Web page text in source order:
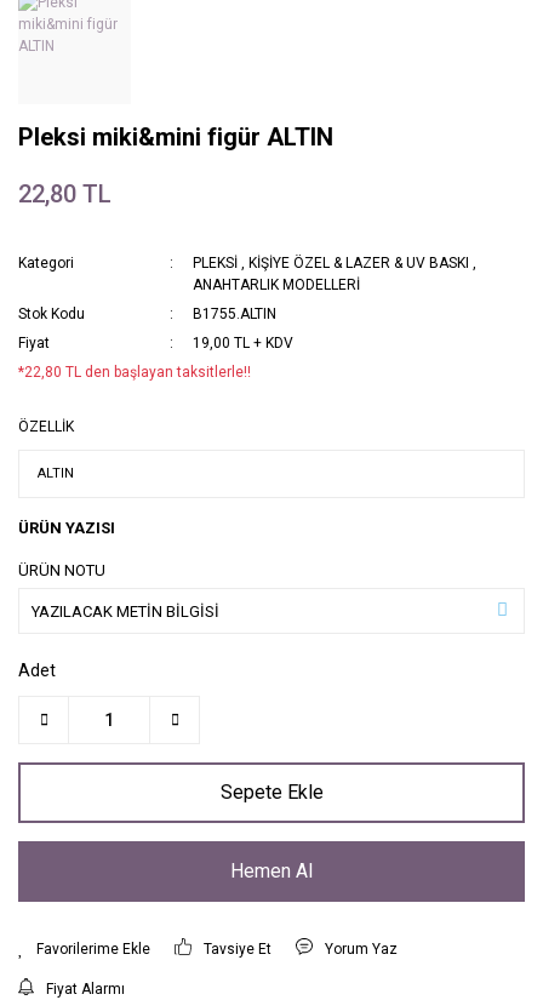
Pleksi miki&mini figür ALTIN
22,80 TL
Kategori PLEKSİ , KİŞİYE ÖZEL & LAZER & UV BASKI ,
ANAHTARLIK MODELLERİ
Stok Kodu
B1755.ALTIN
Fiyat
19,00 TL + KDV
*22,80 TL den başlayan taksitlerle!!
ÖZELLİK
ÜRÜN YAZISI
ÜRÜN NOTU
Adet
Sepete Ekle
Hemen Al
Tavsiye Et Yorum Yaz
Fiyat Alarmı